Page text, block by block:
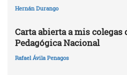
Hernán Durango
Carta abierta a mis colegas
Pedagógica Nacional
Rafael Ávila Penagos